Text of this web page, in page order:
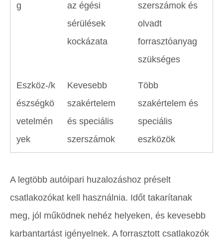
g
az égési
sérülések
kockázata
szerszámok és
olvadt
forrasztóanyag
szükséges
Eszköz-/k
észségkö
vetelmén
yek
Kevesebb
szakértelem
és speciális
szerszámok
Több
szakértelem és
speciális
eszközök
A legtöbb autóipari huzalozáshoz préselt
csatlakozókat kell használnia. Időt takarítanak
meg, jól működnek nehéz helyeken, és kevesebb
karbantartást igényelnek. A forrasztott csatlakozók